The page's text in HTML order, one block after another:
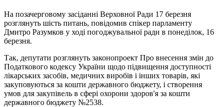
На позачерговому засіданні Верховної Ради 17 березня
розглянуть шість питань, повідомив спікер парламенту
Дмитро Разумков у ході погоджувальної ради в понеділок, 16
березня.
Так, депутати розглянуть законопроект Про внесення змін до
Податкового кодексу України щодо підвищення доступності
лікарських засобів, медичних виробів і інших товарів, які
закуповуються за кошти державного бюджету, і створення
умов для закупівель в сфері охорони здоров'я за кошти
державного бюджету №2538.